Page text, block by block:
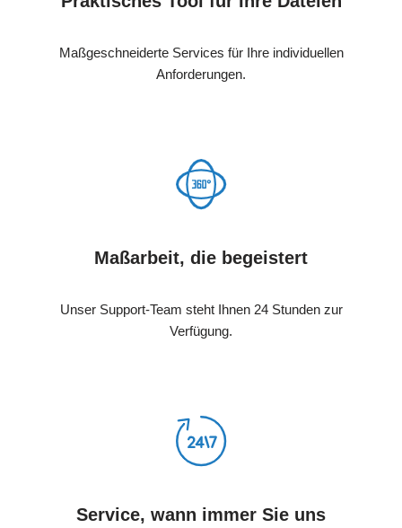
Maßgeschneiderte Services für Ihre individuellen
Anforderungen.
Maßarbeit, die begeistert
Unser Support-Team steht Ihnen 24 Stunden zur
Verfügung.
Service, wann immer Sie uns